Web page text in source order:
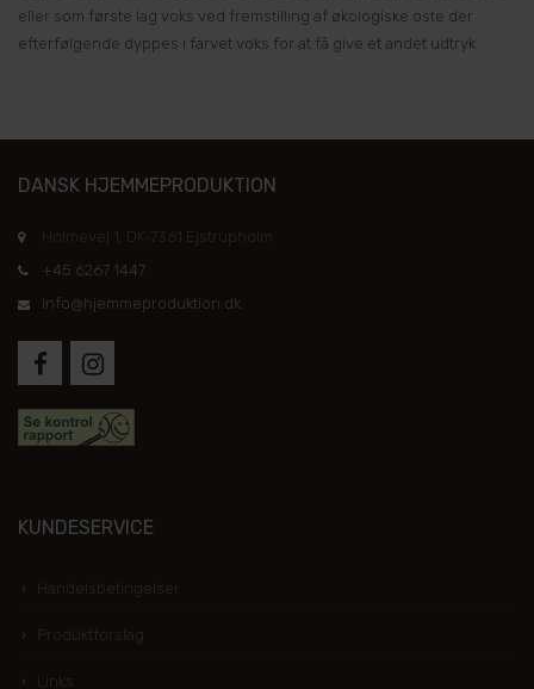
eller som første lag voks ved fremstilling af økologiske oste der
efterfølgende dyppes i farvet voks for at få give et andet udtryk.
DANSK HJEMMEPRODUKTION
Holmevej 1, DK-7361 Ejstrupholm
+45 6267 1447
info@hjemmeproduktion.dk
KUNDESERVICE
Handelsbetingelser
Produktforslag